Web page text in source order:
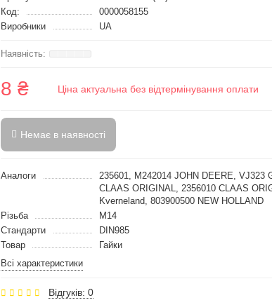
Код:
0000058155
Виробники
UA
8 ₴ Ціна актуальна без відтермінування оплати
Немає в наявності
Аналоги
235601, M242014 JOHN DEERE, VJ323
CLAAS ORIGINAL, 2356010 CLAAS
Kverneland, 803900500 NEW HOLLAND
Різьба
M14
Стандарти
DIN985
Товар
Гайки
Всі характеристики
Відгуків: 0